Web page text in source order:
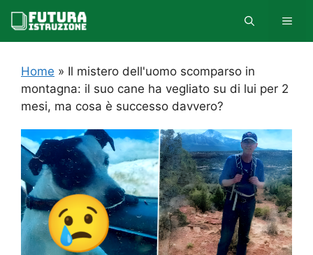
contenuto
Home » Il mistero dell'uomo scomparso in
montagna: il suo cane ha vegliato su di lui per 2
mesi, ma cosa è successo davvero?